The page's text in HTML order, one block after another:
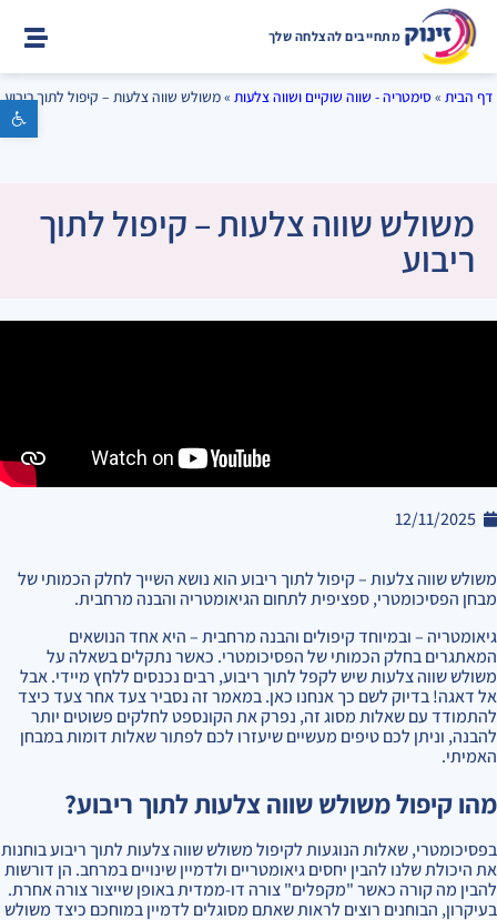
פתח סרגל נגישות
מתחייבים להצלחה שלך
דף הבית »סימטריה - שווה שוקיים ושווה צלעות »משולש שווה צלעות – קיפול לתוך ריבוע
משולש שווה צלעות – קיפול לתוך
ריבוע
12/11/2025
משולש שווה צלעות – קיפול לתוך ריבוע הוא נושא השייך לחלק הכמותי של
מבחן הפסיכומטרי, ספציפית לתחום הגיאומטריה והבנה מרחבית.
גיאומטריה – ובמיוחד קיפולים והבנה מרחבית – היא אחד הנושאים
המאתגרים בחלק הכמותי של הפסיכומטרי. כאשר נתקלים בשאלה על
משולש שווה צלעות שיש לקפל לתוך ריבוע, רבים נכנסים ללחץ מיידי. אבל
אל דאגה! בדיוק לשם כך אנחנו כאן. במאמר זה נסביר צעד אחר צעד כיצד
להתמודד עם שאלות מסוג זה, נפרק את הקונספט לחלקים פשוטים יותר
להבנה, וניתן לכם טיפים מעשיים שיעזרו לכם לפתור שאלות דומות במבחן
האמיתי.
מהו קיפול משולש שווה צלעות לתוך ריבוע?
בפסיכומטרי, שאלות הנוגעות לקיפול משולש שווה צלעות לתוך ריבוע בוחנות
את היכולת שלנו להבין יחסים גיאומטריים ולדמיין שינויים במרחב. הן דורשות
להבין מה קורה כאשר "מקפלים" צורה דו-ממדית באופן שייצור צורה אחרת.
בעיקרון, הבוחנים רוצים לראות שאתם מסוגלים לדמיין במוחכם כיצד משולש